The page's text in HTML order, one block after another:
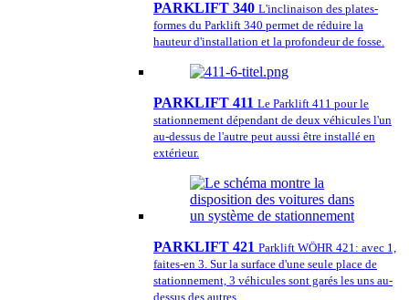
PARKLIFT 340 L'inclinaison des plates-
formes du Parklift 340 permet de réduire la
hauteur d'installation et la profondeur de fosse.
PARKLIFT 411 Le Parklift 411 pour le
stationnement dépendant de deux véhicules l'un
au-dessus de l'autre peut aussi être installé en
extérieur.
PARKLIFT 421 Parklift WÖHR 421: avec 1,
faites-en 3. Sur la surface d'une seule place de
stationnement, 3 véhicules sont garés les uns au-
dessus des autres.